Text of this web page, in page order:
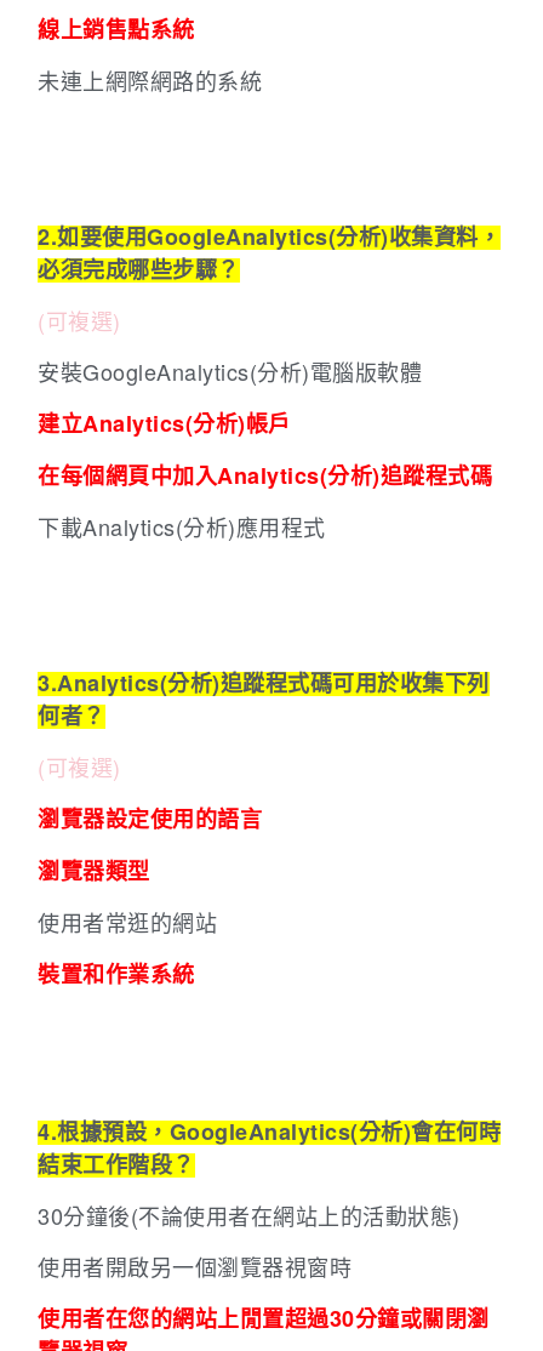
線上銷售點系統
未連上網際網路的系統
2.如要使用GoogleAnalytics(分析)收集資料，
必須完成哪些步驟？
(可複選)
安裝GoogleAnalytics(分析)電腦版軟體
建立Analytics(分析)帳戶
在每個網頁中加入Analytics(分析)追蹤程式碼
下載Analytics(分析)應用程式
3.Analytics(分析)追蹤程式碼可用於收集下列
何者？
(可複選)
瀏覽器設定使用的語言
瀏覽器類型
使用者常逛的網站
裝置和作業系統
4.根據預設，GoogleAnalytics(分析)會在何時
結束工作階段？
30分鐘後(不論使用者在網站上的活動狀態)
使用者開啟另一個瀏覽器視窗時
使用者在您的網站上閒置超過30分鐘或關閉瀏